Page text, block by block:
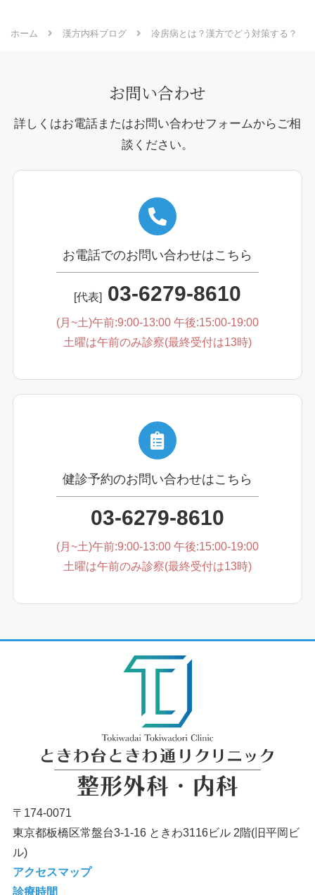
ホーム 漢方内科ブログ 冷房病とは？漢方でどう対策する？
お問い合わせ
詳しくはお電話またはお問い合わせフォームからご相
談ください。
お電話でのお問い合わせはこちら
[代表] 03-6279-8610
(月~土)午前:9:00-13:00 午後:15:00-19:00
土曜は午前のみ診察(最終受付は13時)
健診予約のお問い合わせはこちら
03-6279-8610
(月~土)午前:9:00-13:00 午後:15:00-19:00
土曜は午前のみ診察(最終受付は13時)
〒174-0071
東京都板橋区常盤台3-1-16 ときわ3116ビル 2階(旧平岡ビ
ル)
アクセスマップ
診療時間